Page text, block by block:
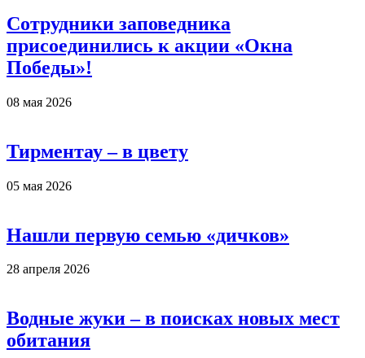
Сотрудники заповедника
присоединились к акции «Окна
Победы»!
08 мая 2026
Тирментау – в цвету
05 мая 2026
Нашли первую семью «дичков»
28 апреля 2026
Водные жуки – в поисках новых мест
обитания